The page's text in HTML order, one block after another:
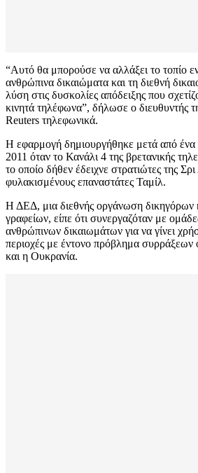
“Αυτό θα μπορούσε να αλλάξει το τοπίο
ανθρώπινα δικαιώματα και τη διεθνή
λύση στις δυσκολίες απόδειξης που
κινητά τηλέφωνα”, δήλωσε ο
Reuters τηλεφωνικά.
Η εφαρμογή δημιουργήθηκε μετά από
2011 όταν το Κανάλι 4 της βρετανικής
το οποίο δήθεν έδειχνε στρατιώτες της
φυλακισμένους επαναστάτες Ταμίλ.
Η ΔΕΔ, μια διεθνής οργάνωση δικηγόρων
γραφείων, είπε ότι συνεργαζόταν με
ανθρώπινων δικαιωμάτων για να γίνει
περιοχές με έντονο πρόβλημα συρράξεων
και η Ουκρανία.